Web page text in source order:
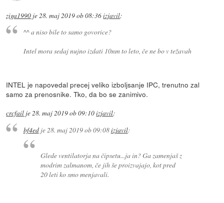
ziga1990 je 28. maj 2019 ob 08:36izjavil:
^^ a niso bile to samo govorice?
Intel mora sedaj nujno izdati 10nm to leto, če ne bo v težavah
INTEL je napovedal precej veliko izboljsanje IPC, trenutno zal
samo za prenosnike. Tko, da bo se zanimivo.
crcfail je28. maj 2019 ob 09:10izjavil:
bf4edje 28. maj 2019 ob 09:08izjavil:
Glede ventilatorja na čipsetu...ja in? Ga zamenjaš z
modrim zalmanom, če jih še proizvajajo, kot pred
20 leti ko smo menjavali.